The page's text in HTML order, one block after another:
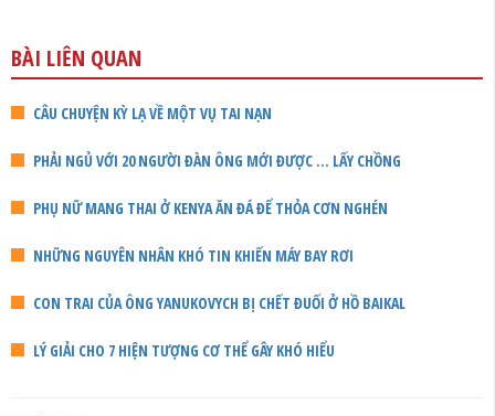
BÀI LIÊN QUAN
CÂU CHUYỆN KỲ LẠ VỀ MỘT VỤ TAI NẠN
PHẢI NGỦ VỚI 20 NGƯỜI ĐÀN ÔNG MỚI ĐƯỢC … LẤY CHỒNG
PHỤ NỮ MANG THAI Ở KENYA ĂN ĐÁ ĐỂ THỎA CƠN NGHÉN
NHỮNG NGUYÊN NHÂN KHÓ TIN KHIẾN MÁY BAY RƠI
CON TRAI CỦA ÔNG YANUKOVYCH BỊ CHẾT ĐUỐI Ở HỒ BAIKAL
LÝ GIẢI CHO 7 HIỆN TƯỢNG CƠ THỂ GÂY KHÓ HIỂU